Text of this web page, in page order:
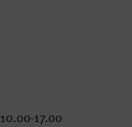
10.00-17.00